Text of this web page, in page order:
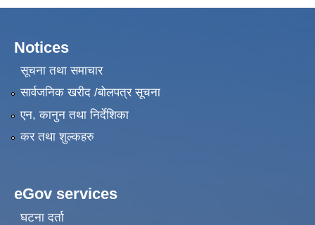
Notices
सूचना तथा समाचार
सार्वजनिक खरीद /बोलपत्र सूचना
एन, कानुन तथा निर्देशिका
कर तथा शुल्कहरु
eGov services
घटना दर्ता